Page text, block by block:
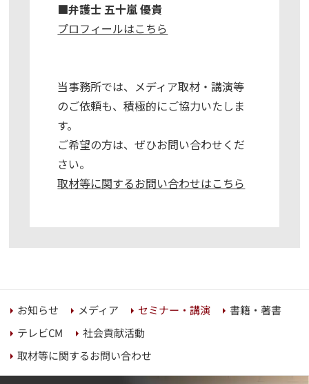
■弁護士 五十嵐 優貴
プロフィールはこちら
当事務所では、メディア取材・講演等
のご依頼も、積極的にご協力いたしま
す。
ご希望の方は、ぜひお問い合わせくだ
さい。
取材等に関するお問い合わせはこちら
お知らせ メディア セミナー・講演 書籍・著書
テレビCM 社会貢献活動
取材等に関するお問い合わせ